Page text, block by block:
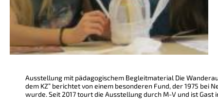
Ausstellung mit pädagogischem Begleitmaterial Die
dem KZ“ berichtet von einem besonderen Fund, der 1975 bei
wurde. Seit 2017 tourt die Ausstellung durch M-V und ist Gast